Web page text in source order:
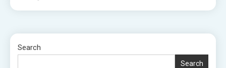
Search
Search